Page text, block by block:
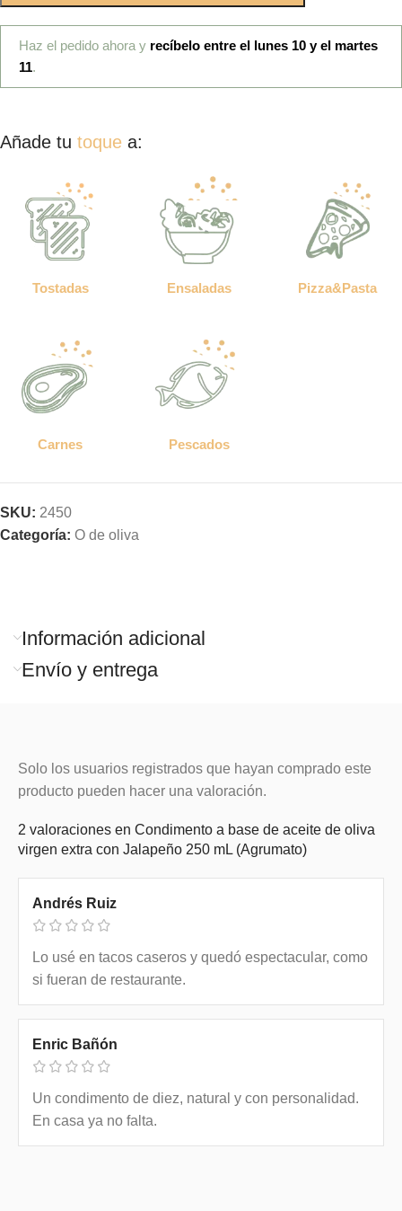
Haz el pedido ahora y recíbelo entre el lunes 10 y el martes
11.
Añade tu toque a:
Tostadas Ensaladas Pizza&Pasta
Carnes Pescados
SKU: 2450
Categoría: O de oliva
Información adicional
Envío y entrega
2 valoraciones en Condimento a base de aceite de oliva
virgen extra con Jalapeño 250 mL (Agrumato)
Andrés Ruiz
Lo usé en tacos caseros y quedó espectacular, como
si fueran de restaurante.
Enric Bañón
Un condimento de diez, natural y con personalidad.
En casa ya no falta.
Solo los usuarios registrados que hayan comprado este
producto pueden hacer una valoración.